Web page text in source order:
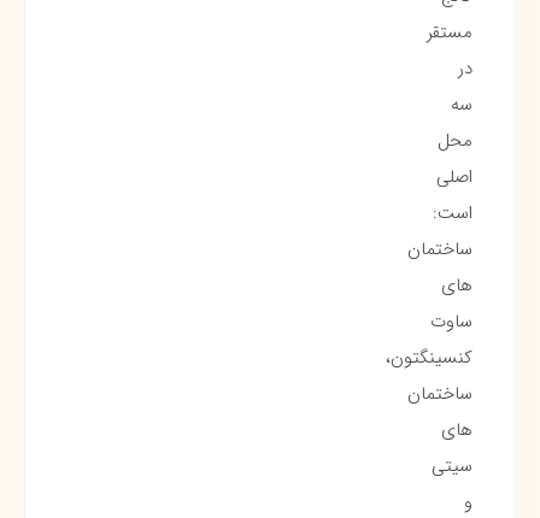
مستقر
در
سه
محل
اصلی
است:
ساختمان
های
ساوت
کنسینگتون،
ساختمان
های
سیتی
و